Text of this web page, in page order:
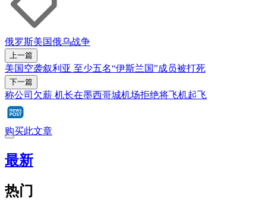
俄罗斯美国俄乌战争
上一篇
美国空袭叙利亚 至少五名“伊斯兰国”成员被打死
下一篇
称公司欠薪 机长在墨西哥城机场拒绝将飞机起飞
购买此文章
最新
热门